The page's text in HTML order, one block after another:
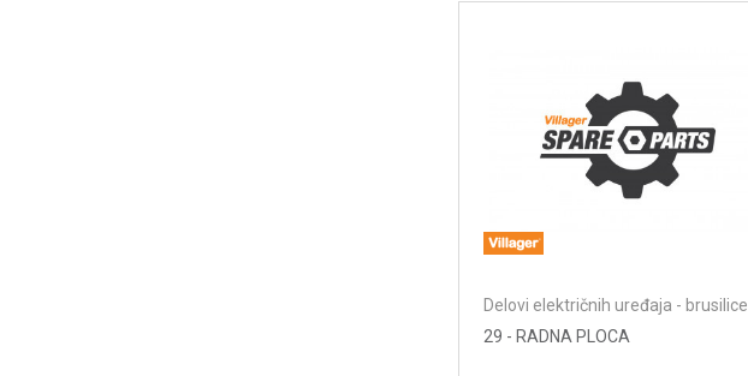
Delovi električnih uređaja - brusilice
29 - RADNA PLOCA